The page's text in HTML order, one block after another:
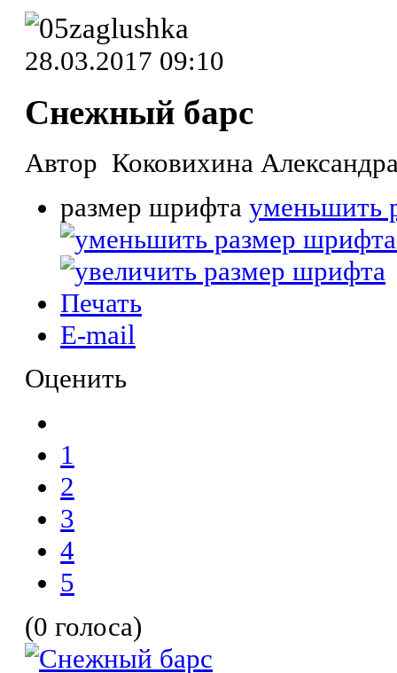
28.03.2017 09:10
Снежный барс
Автор Коковихина
размер шрифта уменьшить
Печать
E-mail
Оценить
1
2
3
4
5
(0 голоса)